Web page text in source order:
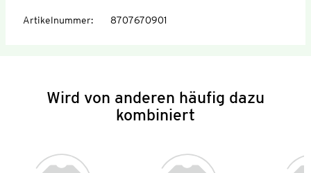
Artikelnummer: 8707670901
Wird von anderen häufig dazu
kombiniert